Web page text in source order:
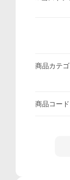
商品カテゴ
商品コード